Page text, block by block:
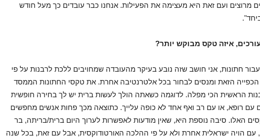
מרוצים ועם זאת היא מעצימה את הפעילות. אנחנו כבר עובדים כך מעל חודש
איזה טקס מבוקש יותר?
חתונות, אני חושב שזה נובע בעיקר מהעובדה שמחויבים ללכת לרבנות על פי
הכפייה הזאת ומנסים לבחור בכל אלטרנטיבה אחרת. את טקסי החתונות הממסד
הראשית הכי מפלה. לדוגמה כשאתה הולך לעשות ברית יש לך בחירה חופשית
עם רופא, או עם רב ואף אחד לא כופה עלייך. כתוצאה מכך פחות אנשים מחפשים
האלו. סיבה נוספת היא, שאין מודעות לאפשרות לערוך היום ברית/בריתה, בר
עם הויה ישראלית אחרת ולא על פי ההלכה האורטודוקסית, אבל עם זאת, בכל שנה